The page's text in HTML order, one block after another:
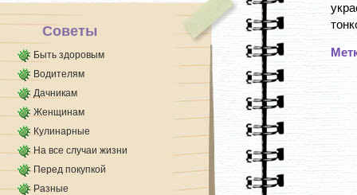
Советы
Быть здоровым
Водителям
Дачникам
Женщинам
Кулинарные
На все случаи жизни
Перед покупкой
Разные